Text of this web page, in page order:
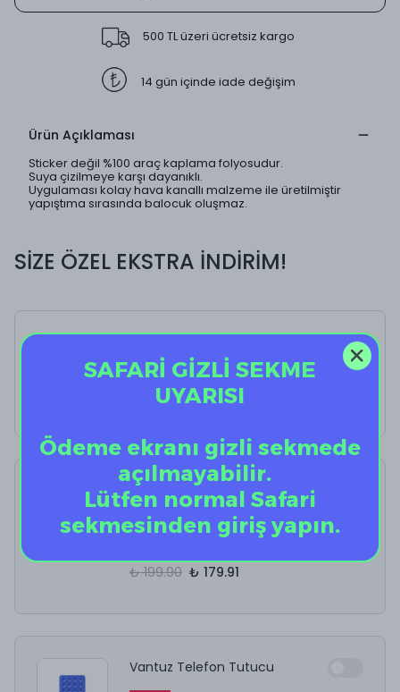
500 TL üzeri ücretsiz kargo
14 gün içinde iade değişim
Ürün Açıklaması
Sticker değil %100 araç kaplama folyosudur.
Suya çizilmeye karşı dayanıklı.
Uygulaması kolay hava kanallı malzeme ile üretilmiştir
yapıştıma sırasında balocuk oluşmaz.
SİZE ÖZEL EKSTRA İNDİRİM!
%40
₺ 12.50 ₺ 7.50
AirPods Kulaklık
Temizleyici
₺ 199.90 ₺ 179.91
Vantuz Telefon Tutucu
SAFARİ GİZLİ SEKME
UYARISI
Ödeme ekranı gizli sekmede
açılmayabilir.
Lütfen normal Safari
sekmesinden giriş yapın.